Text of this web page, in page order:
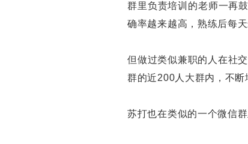
群里负责培训的老师一再
确率越来越高，熟练后每
但做过类似兼职的人在社
群的近200人大群内，不断
苏打也在类似的一个微信群